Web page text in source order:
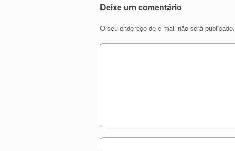
Deixe um comentário
O seu endereço de e-mail não será publicado.